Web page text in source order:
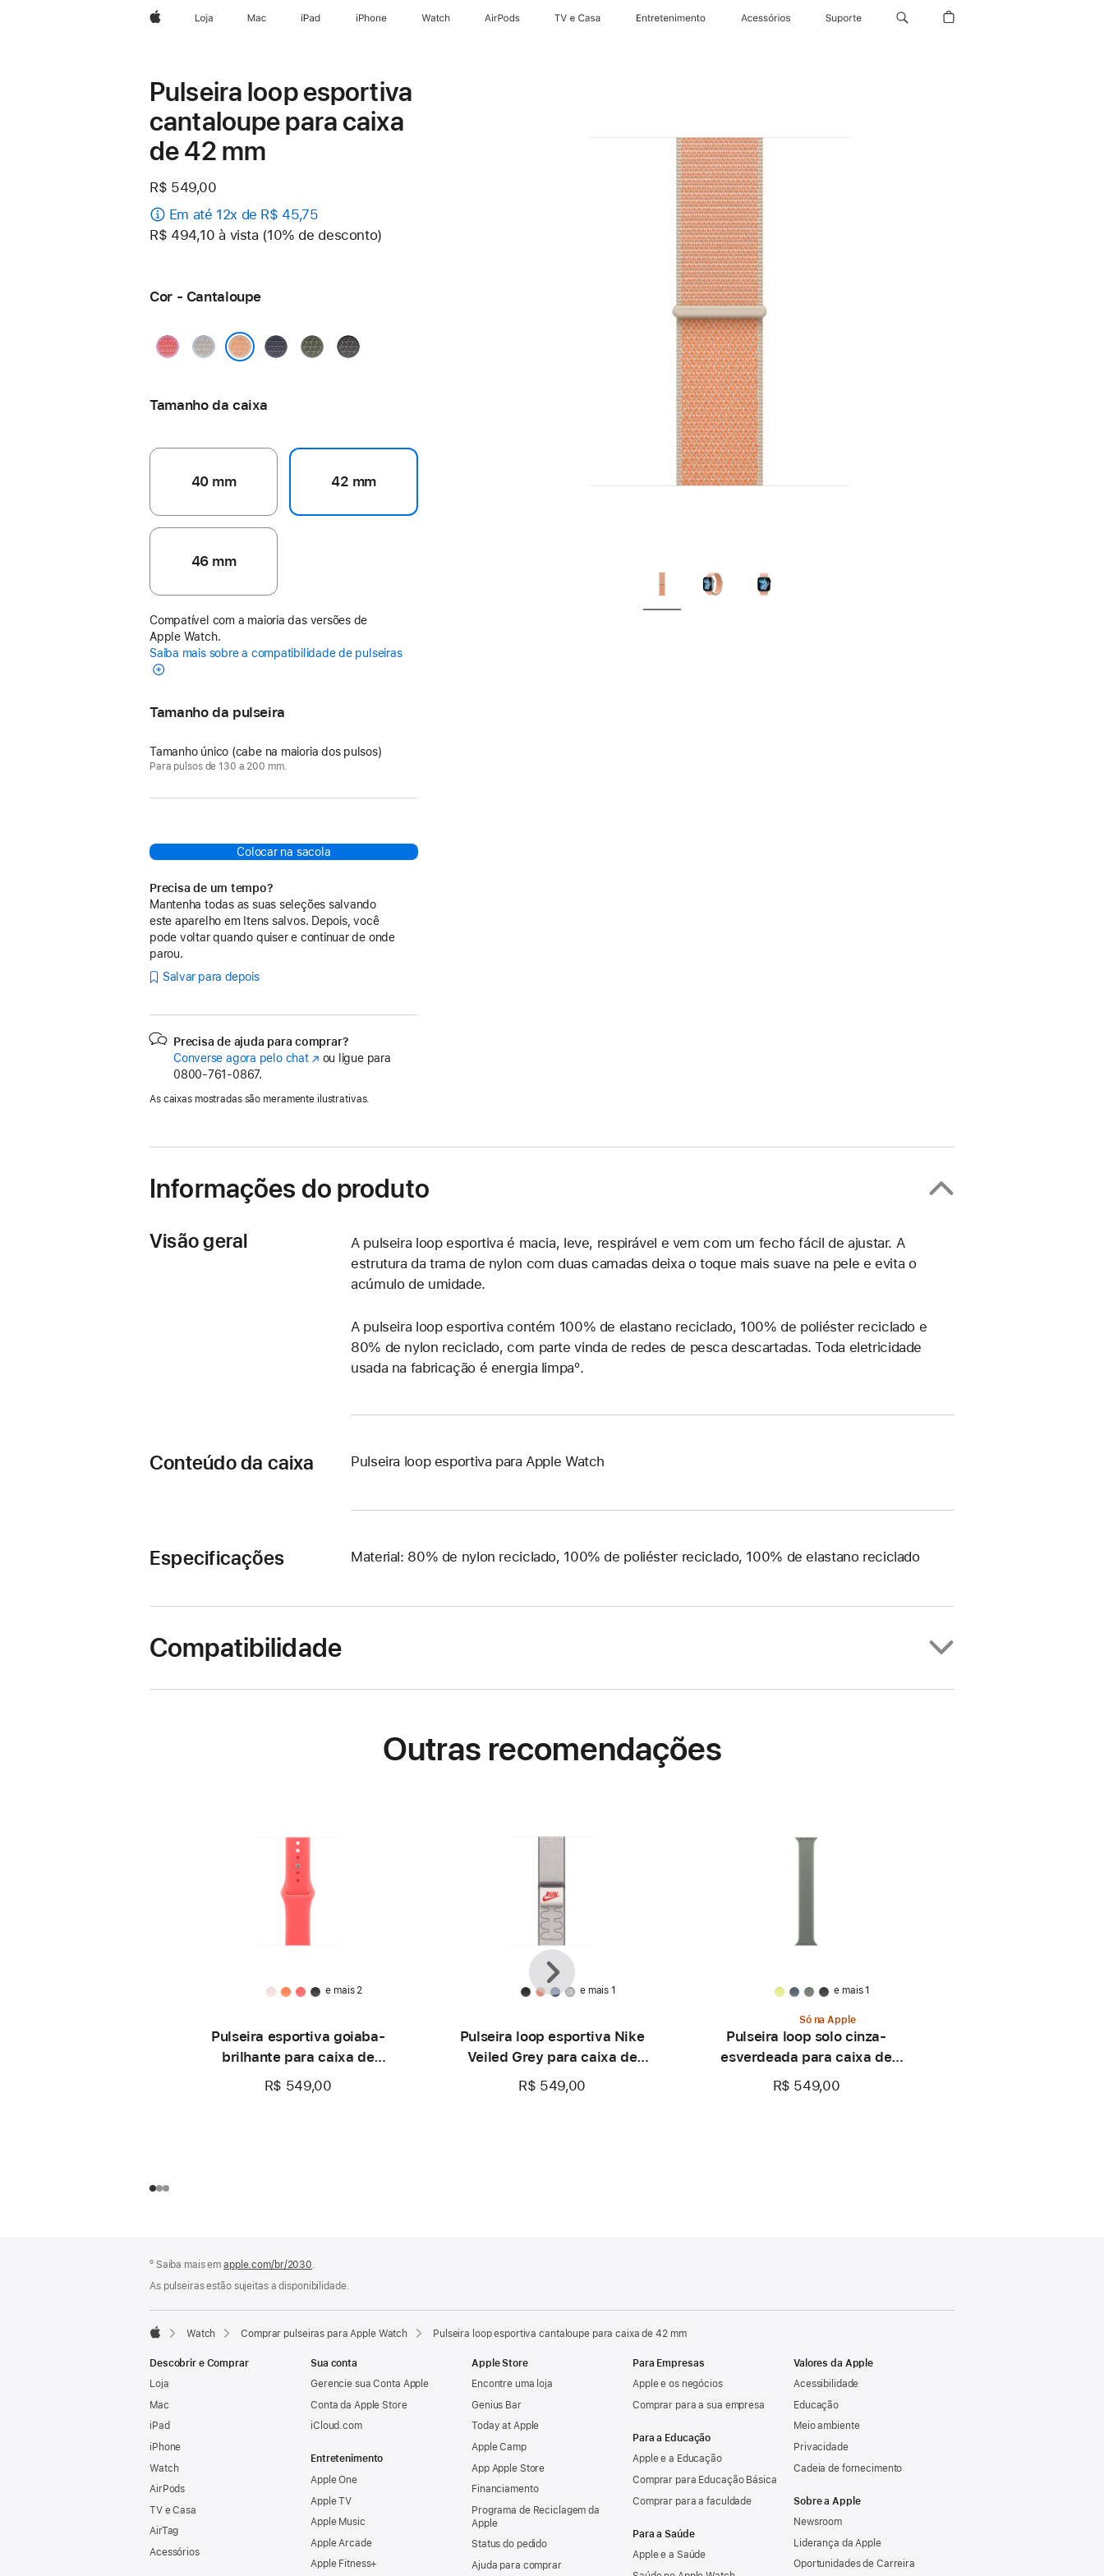
AppleLoja Mac iPad iPhone Apple Watch AirPods TV e Casa Entretenimento Acessórios Suporte
Pulseira loop esportiva
cantaloupe para caixa
de 42 mm
R$ 549,00
Em até 12x de R$ 45,75
R$ 494,10 à vista (10% de desconto)
Cor - Cantaloupe
Goiaba-Névoa
Azul-
FlorestaCinza-
Tamanho da caixa
40 mm 42 mm
46 mm
Compatível com a maioria das versões de
Apple Watch.
Saiba mais sobre a compatibilidade de pulseiras
Tamanho da pulseira
Tamanho único (cabe na maioria dos pulsos)
Para pulsos de 130 a 200 mm.
Colocar na sacola
Precisa de um tempo?
Mantenha todas as suas seleções salvando
este aparelho em Itens salvos. Depois, você
pode voltar quando quiser e continuar de onde
parou.
Salvar para depois
Precisa de ajuda para comprar?
Converse agora pelo chat(o
em
ou ligue para
0800-761-0867.
As caixas mostradas são meramente ilustrativas.
Informações do produto
Visão geral
A pulseira loop esportiva é macia, leve, respirável e vem com um fecho fácil de ajustar. A
estrutura da trama de nylon com duas camadas deixa o toque mais suave na pele e evita o
acúmulo de umidade.
A pulseira loop esportiva contém 100% de elastano reciclado, 100% de poliéster reciclado e
80% de nylon reciclado, com parte vinda de redes de pesca descartadas. Toda eletricidade
usada na fabricação é energia limpaº.
Conteúdo da caixa Pulseira loop esportiva para Apple Watch
Especificações Material: 80% de nylon reciclado, 100% de poliéster reciclado, 100% de elastano reciclado
Compatibilidade
Outras recomendações
e mais 2
Pulseira esportiva goiaba-
brilhante para caixa de
42 mm – P/M
R$ 549,00
e mais 1
Pulseira loop esportiva Nike
Veiled Grey para caixa de
42 mm
R$ 549,00
e mais 1
Só na Apple
Pulseira loop solo cinza-
esverdeada para caixa de
42 mm – Tamanho 0
R$ 549,00
Anterior
Seguinte
de
rodapé
º Saiba mais emapple.com/br/2030.
As pulseiras estão sujeitas a disponibilidade.
Watch Comprar pulseiras para Apple Watch Pulseira loop esportiva cantaloupe para caixa de 42 mm
Descobrir e Comprar
Loja
Mac
iPad
iPhone
Watch
AirPods
TV e Casa
AirTag
Acessórios
Sua conta
Gerencie sua Conta Apple
Conta da Apple Store
iCloud.com
Entretenimento
Apple One
Apple TV
Apple Music
Apple Arcade
Apple Fitness+
Apple Store
Encontre uma loja
Genius Bar
Today at Apple
Apple Camp
App Apple Store
Financiamento
Programa de Reciclagem da
Apple
Status do pedido
Ajuda para comprar
Para Empresas
Apple e os negócios
Comprar para a sua empresa
Para a Educação
Apple e a Educação
Comprar para Educação Básica
Comprar para a faculdade
Para a Saúde
Apple e a Saúde
Valores da Apple
Acessibilidade
Educação
Meio ambiente
Privacidade
Cadeia de fornecimento
Sobre a Apple
Newsroom
Liderança da Apple
Oportunidades de Carreira